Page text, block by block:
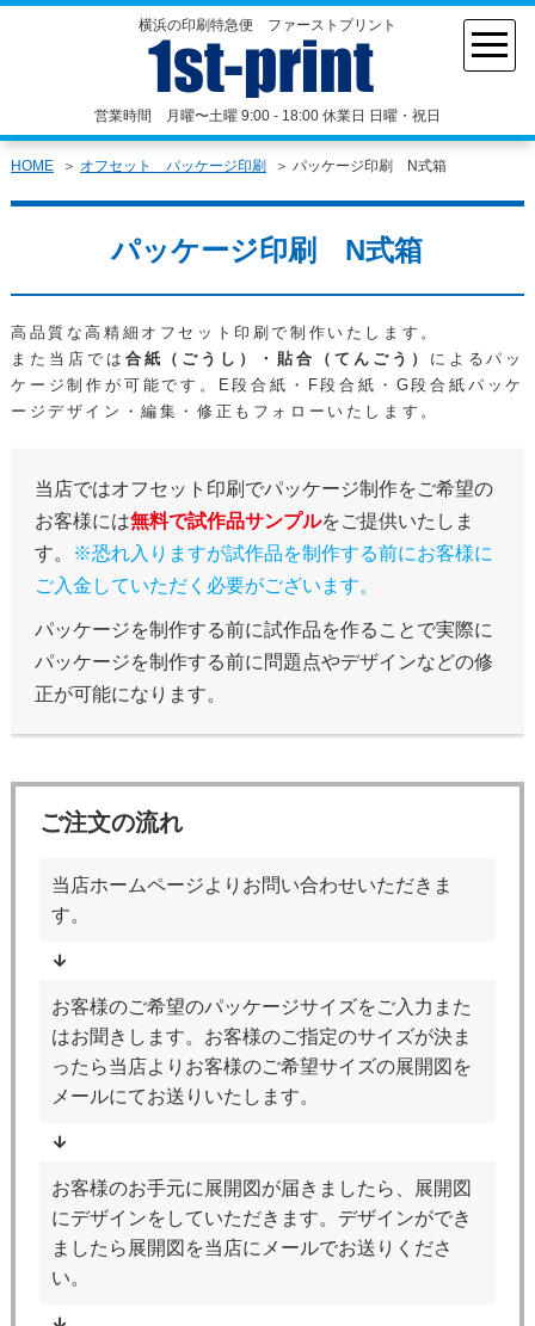
横浜の印刷特急便 ファーストプリント
営業時間 月曜〜土曜 9:00 - 18:00 休業日 日曜・祝日
HOME オフセット パッケージ印刷 パッケージ印刷 N式箱
パッケージ印刷 N式箱
高品質な高精細オフセット印刷で制作いたします。
また当店では 合紙（ごうし）・貼合（てんごう） によるパッ
ケージ制作が可能です。E段合紙・F段合紙・G段合紙パッケ
ージデザイン・編集・修正もフォローいたします。
当店ではオフセット印刷でパッケージ制作をご希望の
お客様には無料で試作品サンプルをご提供いたしま
す。
※恐れ入りますが試作品を制作する前にお客様に
ご入金していただく必要がございます。
パッケージを制作する前に試作品を作ることで実際に
パッケージを制作する前に問題点やデザインなどの修
正が可能になります。
ご注文の流れ
当店ホームページよりお問い合わせいただきま
す。
お客様のご希望のパッケージサイズをご入力また
はお聞きします。お客様のご指定のサイズが決ま
ったら当店よりお客様のご希望サイズの展開図を
メールにてお送りいたします。
お客様のお手元に展開図が届きましたら、展開図
にデザインをしていただきます。デザインができ
ましたら展開図を当店にメールでお送りくださ
い。